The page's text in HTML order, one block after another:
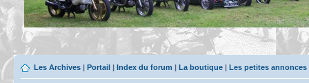
Les Archives | Portail | Index du forum | La boutique | Les petites